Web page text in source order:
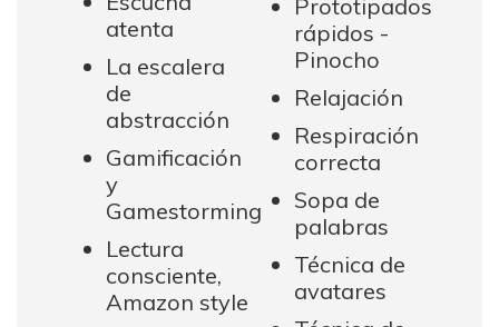
atenta
La escalera
de
abstracción
Gamificación
y
Gamestorming
Lectura
consciente,
Amazon style
Prototipados
rápidos -
Pinocho
Relajación
Respiración
correcta
Sopa de
palabras
Técnica de
avatares